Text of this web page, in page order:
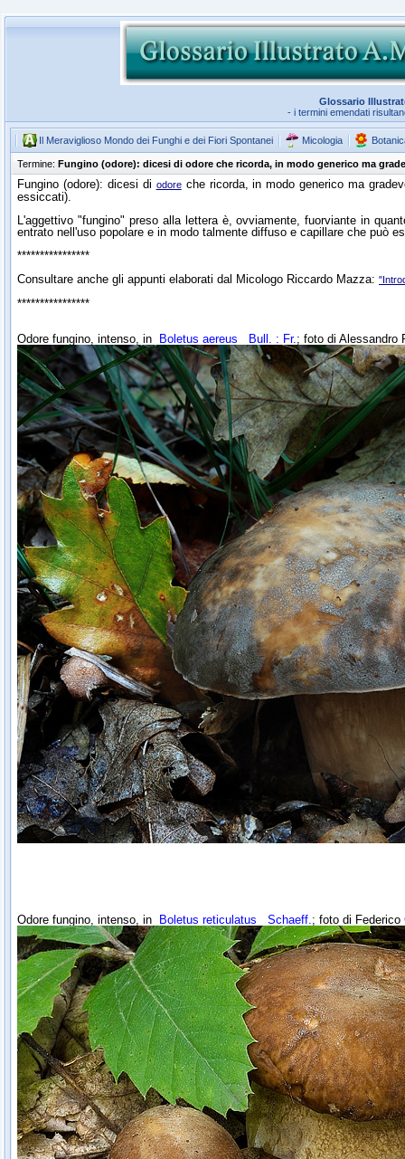
Glossario
- i termini emendati
Il Meraviglioso Mondo dei Funghi e dei Fiori Spontanei Micologia
Termine: Fungino (odore): dicesi di odore che ricorda, in modo generico ma
Fungino (odore): dicesi di odoreche ricorda, in modo generico ma
essiccati).
L'aggettivo "fungino" preso alla lettera è, ovviamente, fuorviante in
entrato nell'uso popolare e in modo talmente diffuso e capillare che può
****************
Consultare anche gli appunti elaborati dal Micologo Riccardo Mazza:
****************
Odore fungino, intenso, in Boletus aereus Bull. : Fr.; foto di Alessandro
Odore fungino, intenso, in Boletus reticulatus Schaeff.; foto di Federico